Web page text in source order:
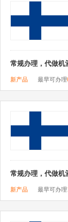
常规办理，代做机
新产品 最早可办理
常规办理，代做机
新产品 最早可办理